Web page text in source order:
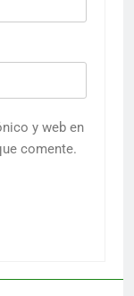
y web en
comente.